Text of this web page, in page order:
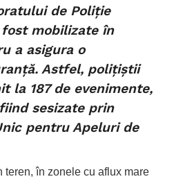
de Poliție
mobilizate în
a asigura o
Astfel, polițiștii
la 187 de evenimente,
sesizate prin
pentru Apeluri de
teren, în zonele cu aflux mare